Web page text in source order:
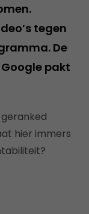
tegen
De
pakt
geranked
hier immers